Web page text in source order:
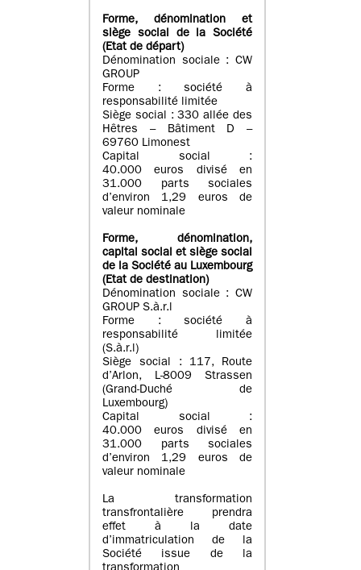
Forme, dénomination et
siège social de la Société
(Etatde départ)
Dénomination sociale : CW
GROUP
Forme : société à
responsabilité limitée
Siège social : 330 allée des
Hêtres – Bâtiment D –
69760 Limonest
Capital social :
40.000 euros divisé en
31.000 parts sociales
d’environ 1,29 euros de
valeur nominale
Forme, dénomination,
capital social et siège social
de la Société au Luxembourg
(Etat de destination)
Dénomination sociale : CW
GROUP S.à.r.l
Forme : société à
responsabilité limitée
(S.à.r.l)
Siège social : 117, Route
d’Arlon, L-8009 Strassen
(Grand-Duché de
Luxembourg)
Capital social :
40.000 euros divisé en
31.000 parts sociales
d’environ 1,29 euros de
valeur nominale
La transformation
transfrontalière prendra
effet à la date
d’immatriculation de la
Société issue de la